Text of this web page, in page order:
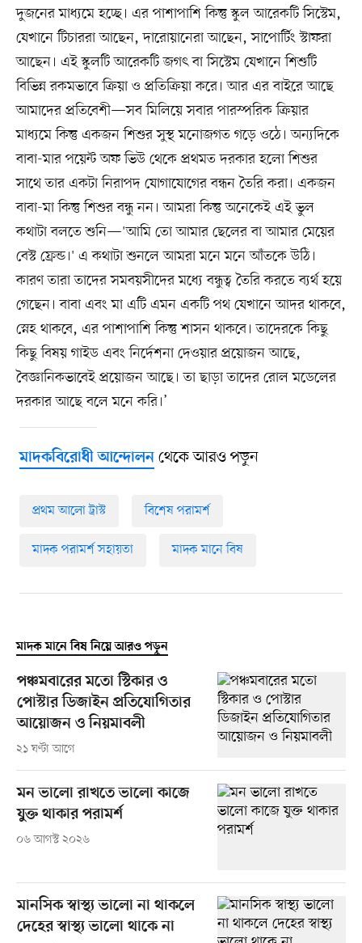
দুজনের মাধ্যমে হচ্ছে। এর পাশাপাশি কিন্তু স্কুল আরেকটি সিস্টেম,
যেখানে টিচাররা আছেন, দারোয়ানেরা আছেন, সাপোর্টিং স্টাফরা
আছেন। এই স্কুলটি আরেকটি জগৎ বা সিস্টেম যেখানে শিশুটি
বিভিন্ন রকমভাবে ক্রিয়া ও প্রতিক্রিয়া করে। আর এর বাইরে আছে
আমাদের প্রতিবেশী—সব মিলিয়ে সবার পারস্পরিক ক্রিয়ার
মাধ্যমে কিন্তু একজন শিশুর সুস্থ মনোজগত গড়ে ওঠে। অন্যদিকে
বাবা-মার পয়েন্ট অফ ভিউ থেকে প্রথমত দরকার হলো শিশুর
সাথে তার একটা নিরাপদ যোগাযোগের বন্ধন তৈরি করা। একজন
বাবা-মা কিন্তু শিশুর বন্ধু নন। আমরা কিন্তু অনেকেই এই ভুল
কথাটা বলতে শুনি—'আমি তো আমার ছেলের বা আমার মেয়ের
বেস্ট ফ্রেন্ড।' এ কথাটা শুনলে আমরা মনে মনে আঁতকে উঠি।
কারণ তারা তাদের সমবয়সীদের মধ্যে বন্ধুত্ব তৈরি করতে ব্যর্থ হয়ে
গেছেন। বাবা এবং মা এটি এমন একটি পথ যেখানে আদর থাকবে,
স্নেহ থাকবে, এর পাশাপাশি কিন্তু শাসন থাকবে। তাদেরকে কিছু
কিছু বিষয় গাইড এবং নির্দেশনা দেওয়ার প্রয়োজন আছে,
বৈজ্ঞানিকভাবেই প্রয়োজন আছে। তা ছাড়া তাদের রোল মডেলের
দরকার আছে বলে মনে করি।’
মাদকবিরোধী আন্দোলনথেকে আরও পড়ুন
প্রথম আলো ট্রাস্ট বিশেষ পরামর্শ
মাদক পরামর্শ সহায়তা মাদক মানে বিষ
মাদক মানে বিষ নিয়ে আরও পড়ুন
পঞ্চমবারের মতো স্টিকার ও
পোস্টার ডিজাইন প্রতিযোগিতার
আয়োজন ও নিয়মাবলী
২১ ঘণ্টা আগে
মন ভালো রাখতে ভালো কাজে
যুক্ত থাকার পরামর্শ
০৬ আগস্ট ২০২৬
মানসিক স্বাস্থ্য ভালো না থাকলে
দেহের স্বাস্থ্য ভালো থাকে না